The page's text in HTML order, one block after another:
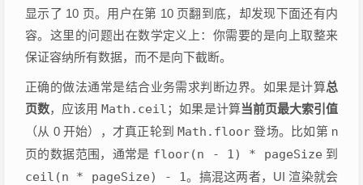
显示了 10 页。用户在第 10 页翻到底，却发现下面还有内
容。这里的问题出在数学定义上：你需要的是向上取整来
保证容纳所有数据，而不是向下截断。
正确的做法通常是结合业务需求判断边界。如果是计算总
页数，应该用Math.ceil；如果是计算当前页最大索引值
（从 0 开始），才真正轮到Math.floor 登场。比如第 n
页的数据范围，通常是 floor(n - 1) * pageSize 到
ceil(n * pageSize) - 1。搞混这两者，UI 渲染就会